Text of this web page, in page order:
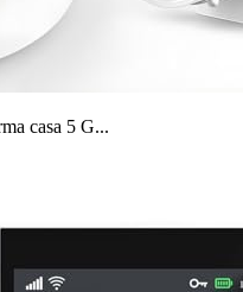
casa 5 G...